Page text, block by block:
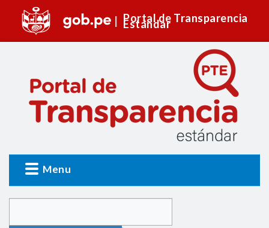
Portal de Transparencia
Estándar
Menu